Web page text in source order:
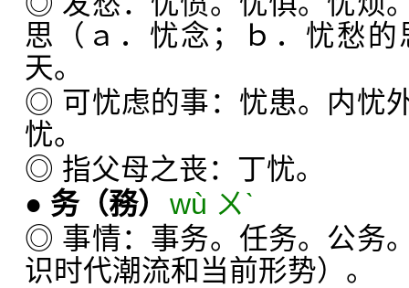
思（ａ．忧念；ｂ．忧愁
天。
◎ 可忧虑的事：忧患。内忧
忧。
◎ 指父母之丧：丁忧。
● 务（務） wù ㄨˋ
◎ 事情：事务。任务。公务
识时代潮流和当前形势）。